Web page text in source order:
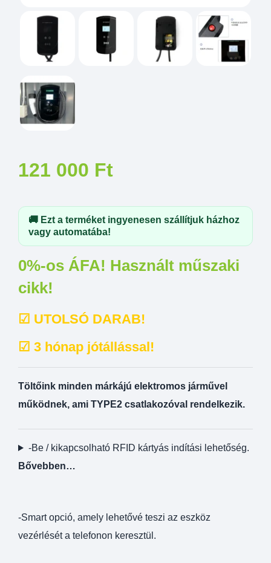
121 000 Ft
🚚 Ezt a terméket ingyenesen szállítjuk házhoz
vagy automatába!
0%-os ÁFA! Használt műszaki
cikk!
☑ UTOLSÓ DARAB!
☑ 3 hónap jótállással!
Töltőink minden márkájú elektromos járművel
működnek, ami TYPE2 csatlakozóval rendelkezik.
-Be / kikapcsolható RFID kártyás indítási lehetőség.
Bővebben…
-Smart opció, amely lehetővé teszi az eszköz
vezérlését a telefonon keresztül.